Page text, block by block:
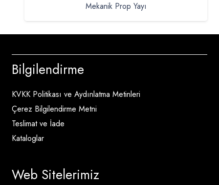
Mekanik Prop Yayı
Bilgilendirme
KVKK Politikası ve Aydınlatma Metinleri
Çerez Bilgilendirme Metni
Teslimat ve İade
Kataloglar
Web Sitelerimiz